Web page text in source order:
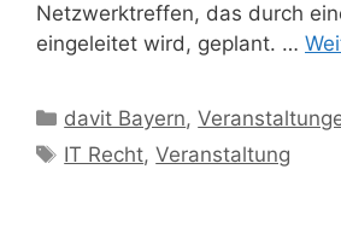
Netzwerktreffen, das durch
eingeleitet wird, geplant. …
Kategorien
davit Bayern,
Schlagwörter
IT Recht,Veranstaltung